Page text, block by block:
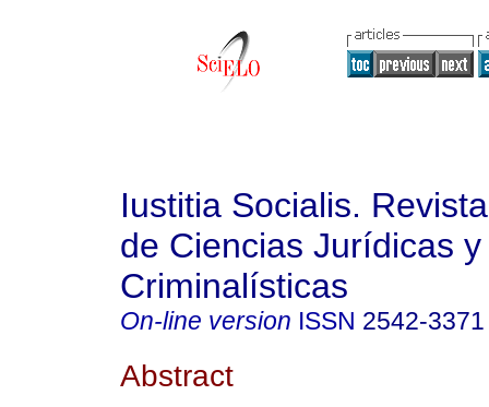
Iustitia Socialis.
de Ciencias Jurídicas y
Criminalísticas
On-line version ISSN 2542-3371
Abstract